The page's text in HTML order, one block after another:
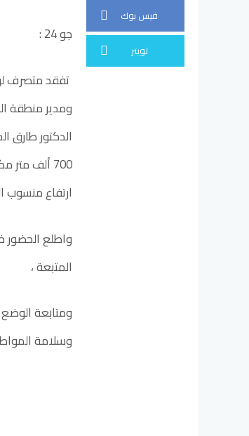
فيس بوك
تويتر
جو 24 :
تفقد متصرف
ومدير منطقة
الدكتور طارق
700 ألف
ارتفاع منسوب
واطلع الحضور
المتبعة ،
ومتابعة
وسلامة